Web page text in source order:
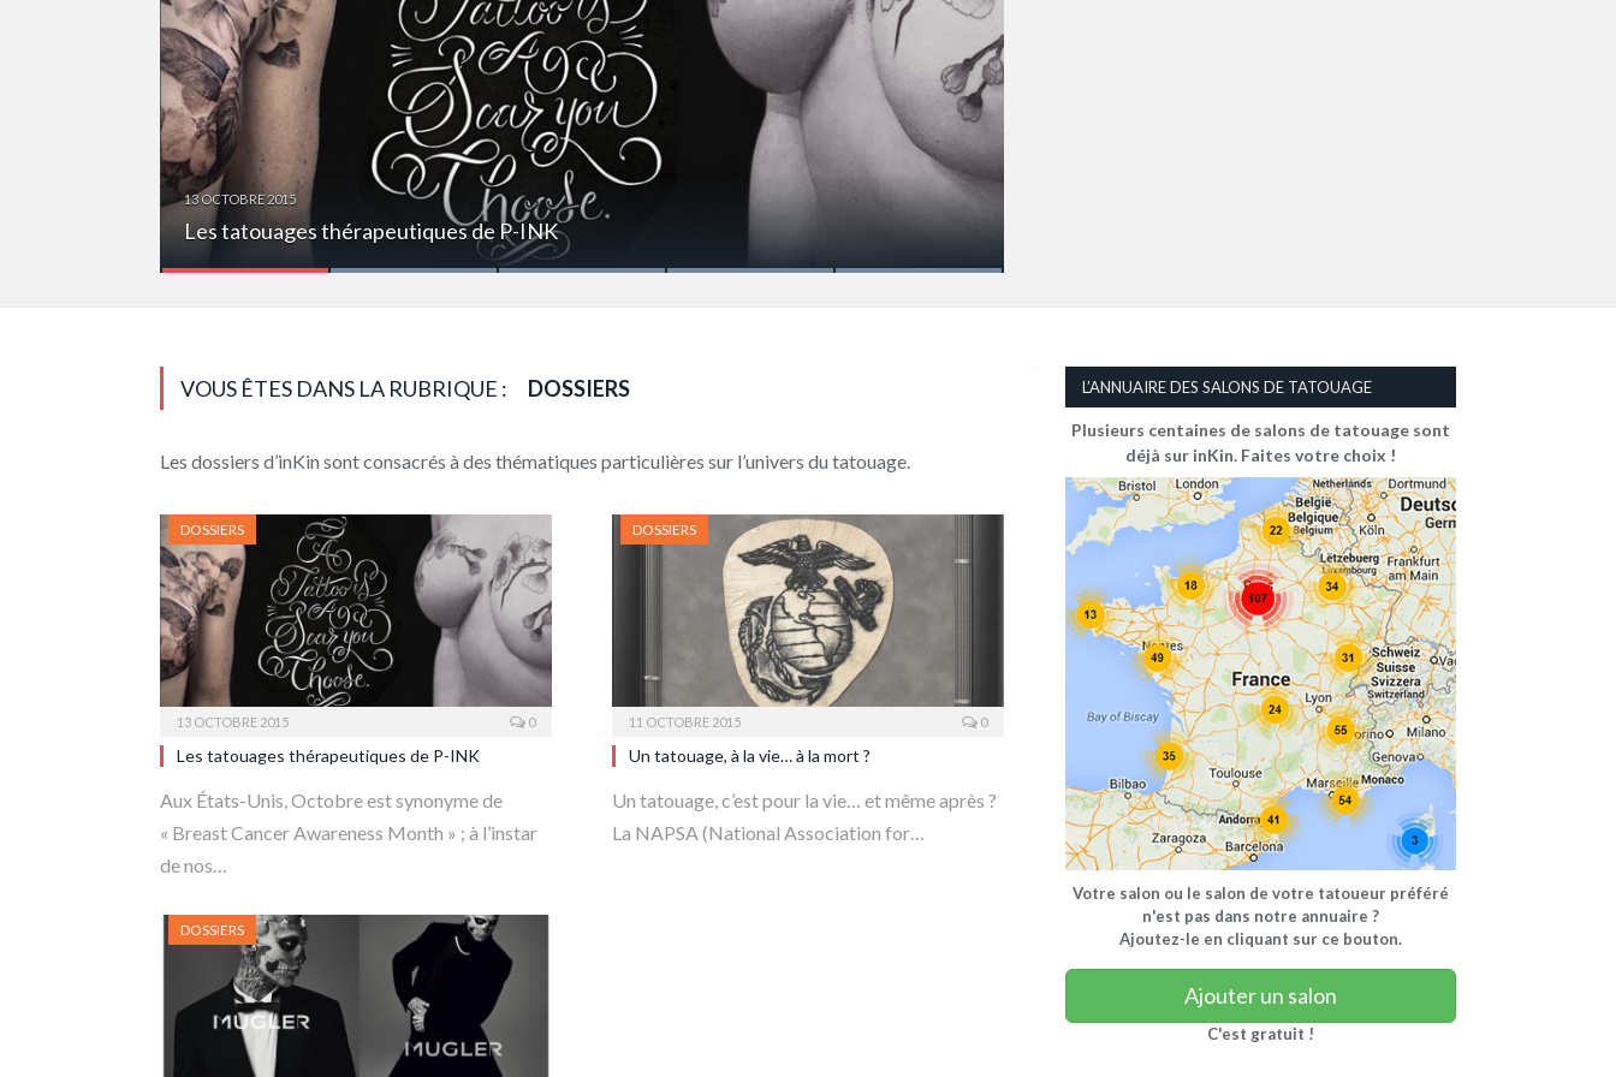
13 OCTOBRE 2015
Les tatouages thérapeutiques de P-INK
11 OCTOBRE 2015
Un tatouage, à la vie… à la mort ?
Les marques et le tatouage
VOUS ÊTES DANS LA RUBRIQUE : DOSSIERS
Les dossiers d’inKin sont consacrés à des thématiques particulières sur l’univers du tatouage.
DOSSIERS
13 OCTOBRE 2015 0
Les tatouages thérapeutiques de P-INK
Aux États-Unis, Octobre est synonyme de
« Breast Cancer Awareness Month » ; à l’instar
de nos…
DOSSIERS
11 OCTOBRE 2015 0
Un tatouage, à la vie… à la mort ?
Un tatouage, c’est pour la vie… et même après ?
La NAPSA (National Association for…
DOSSIERS
L’ANNUAIRE DES SALONS DE TATOUAGE
Plusieurs centaines de salons de tatouage sont
déjà sur inKin. Faites votre choix !
Votre salon ou le salon de votre tatoueur préféré
n'est pas dans notre annuaire ?
Ajoutez-le en cliquant sur ce bouton.
Ajouter un salon
C'est gratuit !